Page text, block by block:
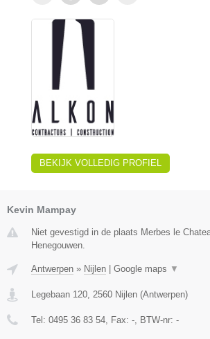
BEKIJK VOLLEDIG PROFIEL
Kevin Mampay
Niet gevestigd in de plaats Merbes le
Henegouwen.
Antwerpen » Nijlen | Google maps ▼
Legebaan 120 2560 Nijlen (Antwerpen)
Tel: 0495 36 83 54 , Fax: - , BTW-nr: -